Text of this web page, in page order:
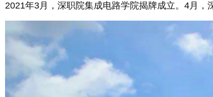
2021年3月，深职院集成电路学院揭牌成立。4月，